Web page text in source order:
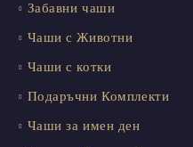
Забавни чаши
Чаши с Животни
Чаши с котки
Подаръчни Комплекти
Чаши за имен ден